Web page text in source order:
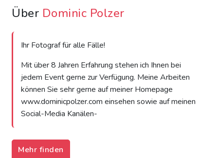
Über Dominic Polzer
Ihr Fotograf für alle Fälle!
Mit über 8 Jahren Erfahrung stehen ich Ihnen bei
jedem Event gerne zur Verfügung. Meine Arbeiten
können Sie sehr gerne auf meiner Homepage
www.dominicpolzer.com einsehen sowie auf meinen
Social-Media Kanälen-
Mehr finden